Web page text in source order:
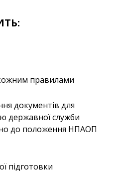
правилами
документів для
державної служби
до положення НПАОП
підготовки